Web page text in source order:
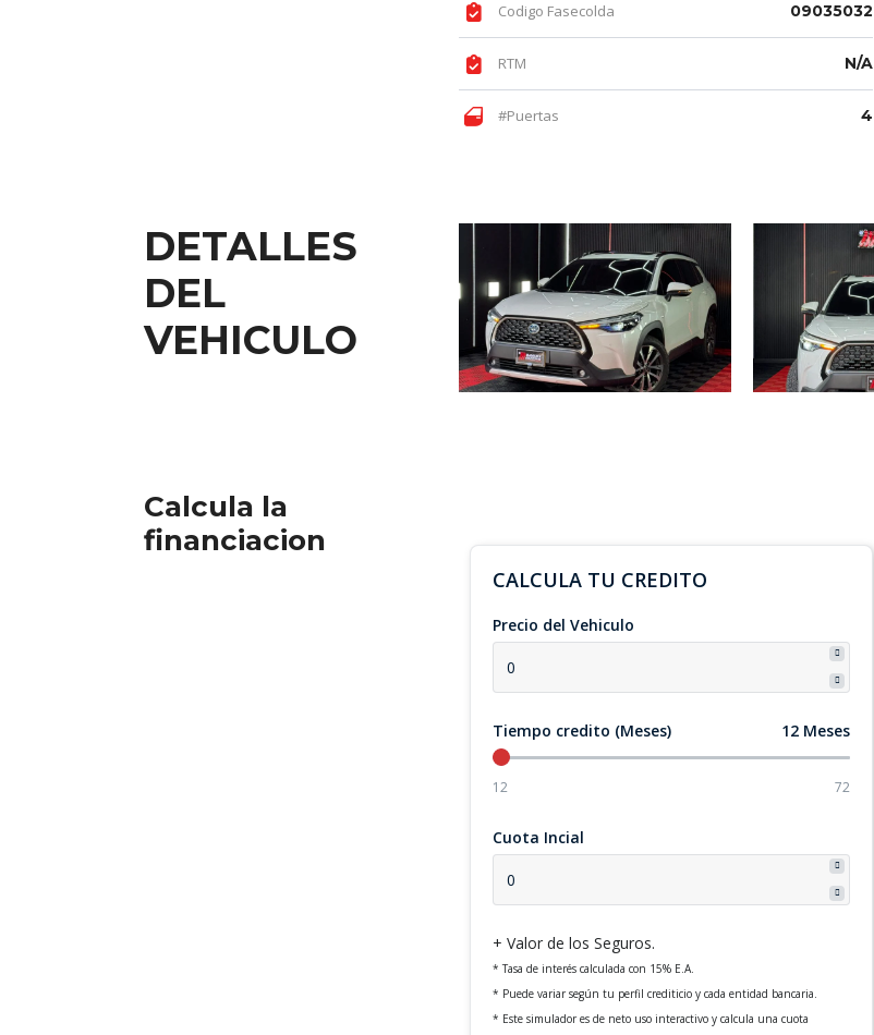
Codigo Fasecolda 09035032
RTM N/A
#Puertas 4
DETALLES
DEL
VEHICULO
Calcula la
financiacion
CALCULA TU CREDITO
Precio del Vehiculo
Tiempo credito (Meses) 12 Meses
12 72
Cuota Incial
+ Valor de los Seguros.
* Tasa de interés calculada con 15% E.A.
* Puede variar según tu perfil crediticio y cada entidad bancaria.
* Este simulador es de neto uso interactivo y calcula una cuota